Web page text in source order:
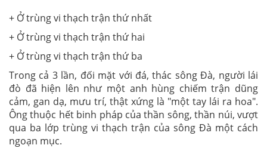
+ Ở trùng vi thạch trận thứ nhất
+ Ở trùng vi thạch trận thứ hai
+ Ở trùng vi thạch trận thứ ba
Trong cả 3 lần, đối mặt với đá, thác sông Đà, người lái
đò đã hiện lên như một anh hùng chiếm trận dũng
cảm, gan dạ, mưu trí, thật xứng là "một tay lái ra hoa".
Ông thuộc hết binh pháp của thần sông, thần núi, vượt
qua ba lớp trùng vi thạch trận của sông Đà một cách
ngoạn mục.